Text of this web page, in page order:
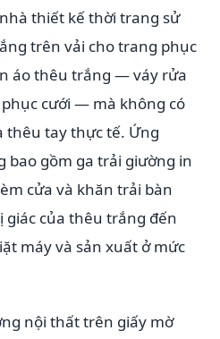
thiết kế thời trang sử
trên vải cho trang phục
áo thêu trắng — váy rửa
cưới — mà không có
thêu tay thực tế. Ứng
bao gồm ga trải giường in
cửa và khăn trải bàn
của thêu trắng đến
máy và sản xuất ở mức
nội thất trên giấy mờ